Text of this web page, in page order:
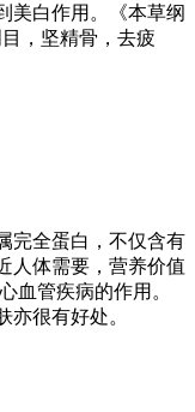
美白作用。《本草纲
，坚精骨，去疲
完全蛋白，不仅含有
人体需要，营养价值
血管疾病的作用。
亦很有好处。